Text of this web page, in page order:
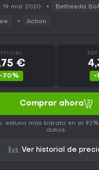
19 mar 2020 Bethesda
Action
€
-70% -
Comprar ahora
estuvo más barato en el
datos.
Ver historial de